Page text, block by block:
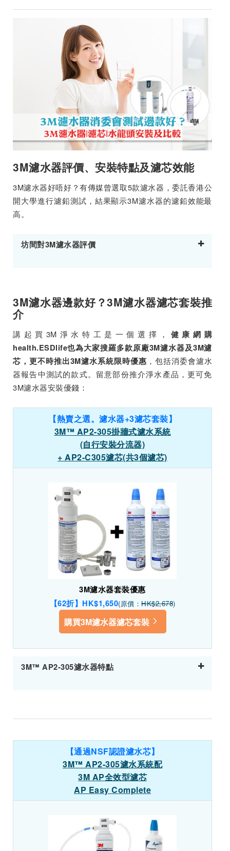
3M濾水器評價、安裝特點及濾芯效能
3M濾水器好唔好？有傳媒曾選取5款濾水器，委託香港公
開大學進行濾鉛測試，結果顯示3M濾水器的濾鉛效能最
高。
坊間對3M濾水器評價
3M濾水器邊款好？3M濾水器濾芯套裝推
介
講起買3M淨水特工是一個選擇， 健康網購
health.ESDlife也為大家搜羅多款原廠3M濾水器及3M濾
芯，更不時推出3M濾水系統限時優惠 ，包括消委會濾水
器報告中測試的款式。留意部份推介淨水產品，更可免
3M濾水器安裝優錢：
【熱賣之選。濾水器+3濾芯套裝】
3M™ AP2-305掛牆式濾水系統
(自行安裝分流器)
+ AP2-C305濾芯(共3個濾芯)
3M濾水器套裝優惠
【62折】HK$1,650(原價： HK$2,678)
購買3M濾水器濾芯套裝
3M™ AP2-305濾水器特點
【通過NSF認證濾水芯】
3M™ AP2-305濾水系統配
3M AP全效型濾芯
AP Easy Complete